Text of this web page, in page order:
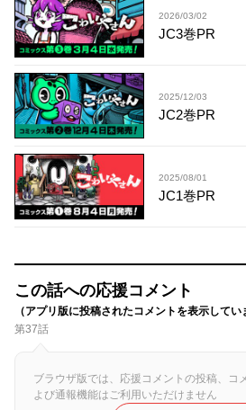
2026/03/02
JC3巻PR
2025/12/03
JC2巻PR
2025/08/01
JC1巻PR
この話への応援コメント
（アプリ版に投稿されたコメントを表示してい
第37話
ブラウザ版では、応援コメントの投稿、コ
よび通報機能はご利用いただけません